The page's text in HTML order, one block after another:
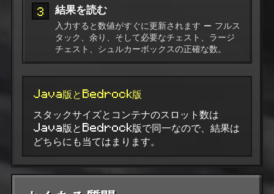
3 結果を読む
入力すると数値がすぐに更新されます — フルス
タック、余り、そして必要なチェスト、ラージ
チェスト、シュルカーボックスの正確な数。
Java版とBedrock版
スタックサイズとコンテナのスロット数は
Java版とBedrock版で同一なので、結果は
どちらにも当てはまります。